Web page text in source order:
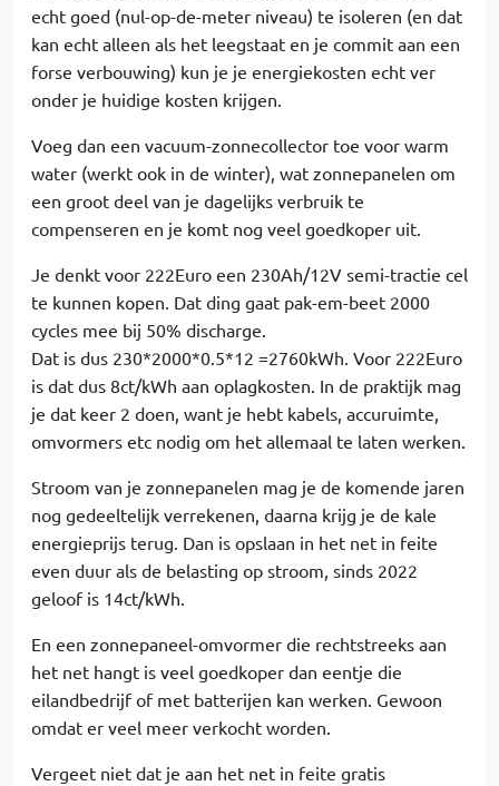
echt goed (nul-op-de-meter niveau) te isoleren (en dat
kan echt alleen als het leegstaat en je commit aan een
forse verbouwing) kun je je energiekosten echt ver
onder je huidige kosten krijgen.
Voeg dan een vacuum-zonnecollector toe voor warm
water (werkt ook in de winter), wat zonnepanelen om
een groot deel van je dagelijks verbruik te
compenseren en je komt nog veel goedkoper uit.
Je denkt voor 222Euro een 230Ah/12V semi-tractie cel
te kunnen kopen. Dat ding gaat pak-em-beet 2000
cycles mee bij 50% discharge.
Dat is dus 230*2000*0.5*12 =2760kWh. Voor 222Euro
is dat dus 8ct/kWh aan oplagkosten. In de praktijk mag
je dat keer 2 doen, want je hebt kabels, accuruimte,
omvormers etc nodig om het allemaal te laten werken.
Stroom van je zonnepanelen mag je de komende jaren
nog gedeeltelijk verrekenen, daarna krijg je de kale
energieprijs terug. Dan is opslaan in het net in feite
even duur als de belasting op stroom, sinds 2022
geloof is 14ct/kWh.
En een zonnepaneel-omvormer die rechtstreeks aan
het net hangt is veel goedkoper dan eentje die
eilandbedrijf of met batterijen kan werken. Gewoon
omdat er veel meer verkocht worden.
Vergeet niet dat je aan het net in feite gratis